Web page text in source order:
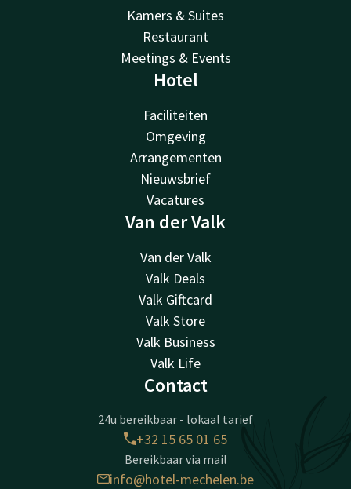
Kamers & Suites
Restaurant
Meetings & Events
Hotel
Faciliteiten
Omgeving
Arrangementen
Nieuwsbrief
Vacatures
Van der Valk
Van der Valk
Valk Deals
Valk Giftcard
Valk Store
Valk Business
Valk Life
Contact
24u bereikbaar - lokaal tarief
+32 15 65 01 65
Bereikbaar via mail
info@hotel-mechelen.be